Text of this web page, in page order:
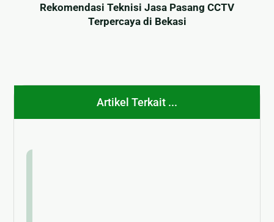
Rekomendasi Teknisi Jasa Pasang CCTV
Terpercaya di Bekasi
Artikel Terkait ...